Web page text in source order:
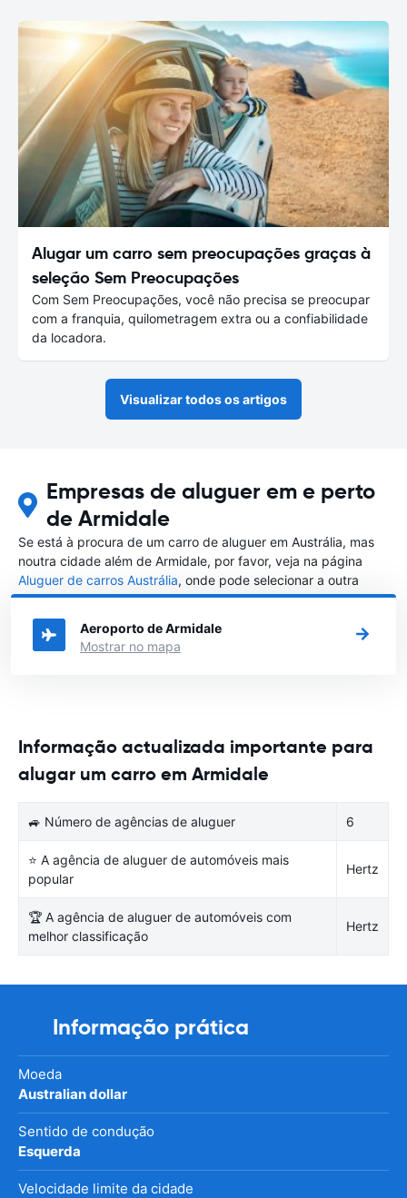
Alugar um carro sem preocupações graças à
seleção Sem Preocupações
Com Sem Preocupações, você não precisa se preocupar
com a franquia, quilometragem extra ou a confiabilidade
da locadora.
Visualizar todos os artigos
Empresas de aluguer em e perto
de Armidale
Se está à procura de um carro de aluguer em Austrália, mas
noutra cidade além de Armidale, por favor, veja na página
Aluguer de carros Austrália, onde pode selecionar a outra
cidade em Austrália que gostaria de alugar um carro
Aeroporto de Armidale
Mostrar no mapa
Informação actualizada importante para
alugar um carro em Armidale
🚙 Número de agências de aluguer 6
⭐ A agência de aluguer de automóveis mais
popular
Hertz
🏆 A agência de aluguer de automóveis com
melhor classificação
Hertz
Informação prática
Moeda
Australian dollar
Sentido de condução
Esquerda
Velocidade limite da cidade